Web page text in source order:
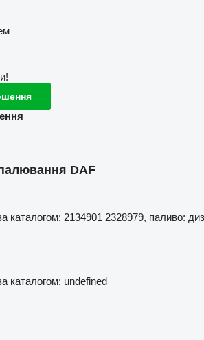
DAF
каталогом: 2134901 2328979, паливо:
каталогом: undefined